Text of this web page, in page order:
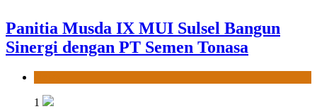
MUI Sulsel hadir, FKLA Sulsel Ingin
Buktikan Toleransi Lewat Aksi Bukan
Seremoni